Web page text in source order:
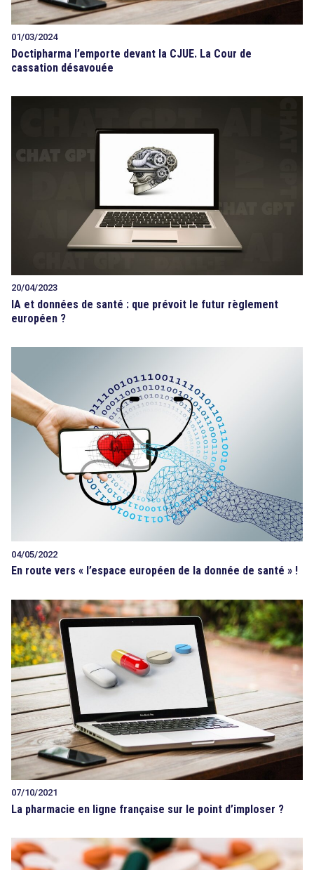
01/03/2024
Doctipharma l’emporte devant la CJUE. La Cour de
cassation désavouée
20/04/2023
IA et données de santé : que prévoit le futur règlement
européen ?
04/05/2022
En route vers « l’espace européen de la donnée de santé » !
07/10/2021
La pharmacie en ligne française sur le point d’imploser ?